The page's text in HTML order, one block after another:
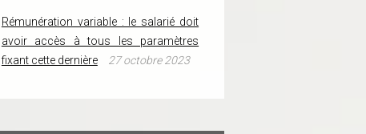
Rémunération variable : le salarié doit
avoir accès à tous les paramètres
fixant cette dernière
27 octobre 2023